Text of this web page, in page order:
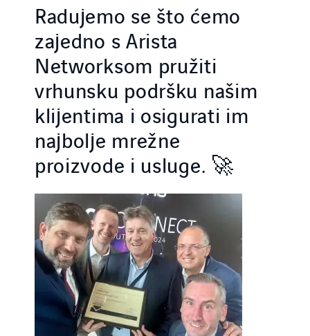
Radujemo se što ćemo
zajedno s Arista
Networksom pružiti
vrhunsku podršku našim
klijentima i osigurati im
najbolje mrežne
proizvode i usluge. 🚀